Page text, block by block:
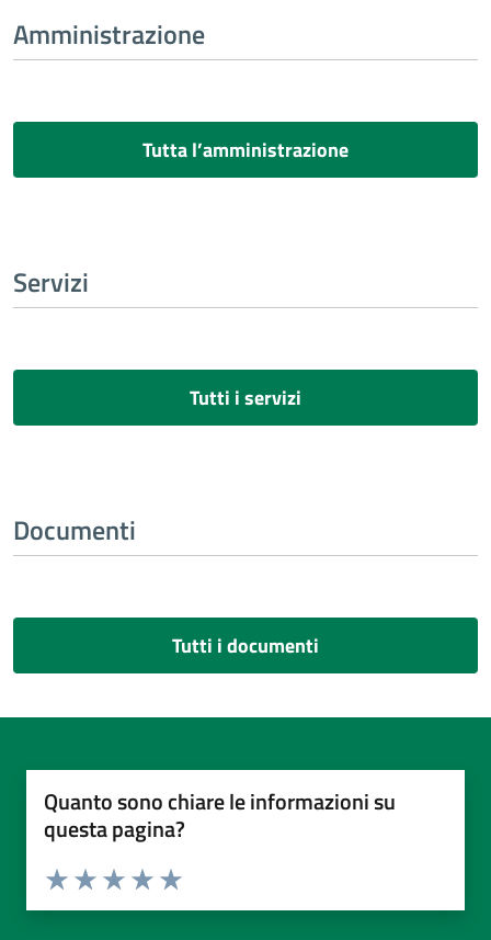
Amministrazione
Tutta l’amministrazione
Servizi
Tutti i servizi
Documenti
Tutti i documenti
Quanto sono chiare le informazioni su
questa pagina?
Valuta da 1 a 5 stelle la pagina
Valuta 5 stelle su 5
Valuta 4 stelle su 5
Valuta 3 stelle su 5
Valuta 2 stelle su 5
Valuta 1 stelle su 5